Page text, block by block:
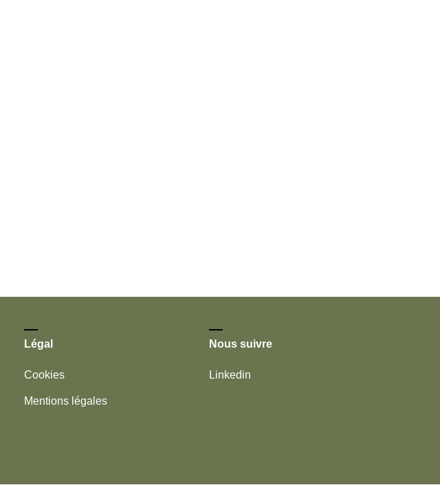
Légal
Cookies
Mentions légales
Nous suivre
Linkedin